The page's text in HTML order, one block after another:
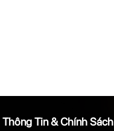
Thông Tin & Chính Sách